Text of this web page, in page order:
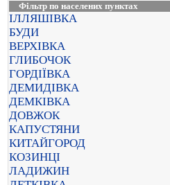
Фільтр по населених пунктах
ІЛЛЯШІВКА
БУДИ
ВЕРХІВКА
ГЛИБОЧОК
ГОРДІЇВКА
ДЕМИДІВКА
ДЕМКІВКА
ДОВЖОК
КАПУСТЯНИ
КИТАЙГОРОД
КОЗИНЦІ
ЛАДИЖИН